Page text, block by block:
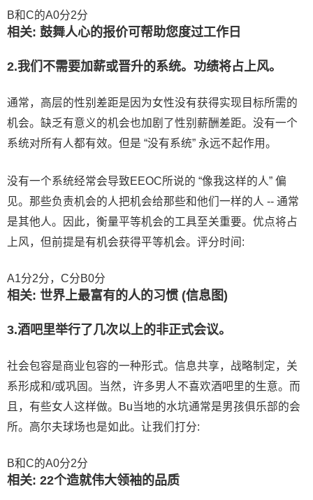
B和C的A0分2分
相关: 鼓舞人心的报价可帮助您度过工作日
2.我们不需要加薪或晋升的系统。功绩将占上风。
通常，高层的性别差距是因为女性没有获得实现目标所需的
机会。缺乏有意义的机会也加剧了性别薪酬差距。没有一个
系统对所有人都有效。但是 “没有系统” 永远不起作用。
没有一个系统经常会导致EEOC所说的 “像我这样的人” 偏
见。那些负责机会的人把机会给那些和他们一样的人 -- 通常
是其他人。因此，衡量平等机会的工具至关重要。优点将占
上风，但前提是有机会获得平等机会。评分时间:
A1分2分，C分B0分
相关: 世界上最富有的人的习惯 (信息图)
3.酒吧里举行了几次以上的非正式会议。
社会包容是商业包容的一种形式。信息共享，战略制定，关
系形成和/或巩固。当然，许多男人不喜欢酒吧里的生意。而
且，有些女人这样做。Bu当地的水坑通常是男孩俱乐部的会
所。高尔夫球场也是如此。让我们打分:
B和C的A0分2分
相关: 22个造就伟大领袖的品质